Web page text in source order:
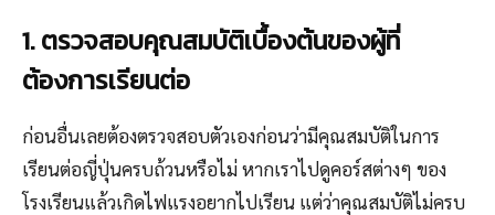
1. ตรวจสอบคุณสมบัติเบื้องต้นของผู้ที่
ต้องการเรียนต่อ
ก่อนอื่นเลยต้องตรวจสอบตัวเองก่อนว่ามีคุณสมบัติในการ
เรียนต่อญี่ปุ่นครบถ้วนหรือไม่ หากเราไปดูคอร์สต่างๆ ของ
โรงเรียนแล้วเกิดไฟแรงอยากไปเรียน แต่ว่าคุณสมบัติไม่ครบ